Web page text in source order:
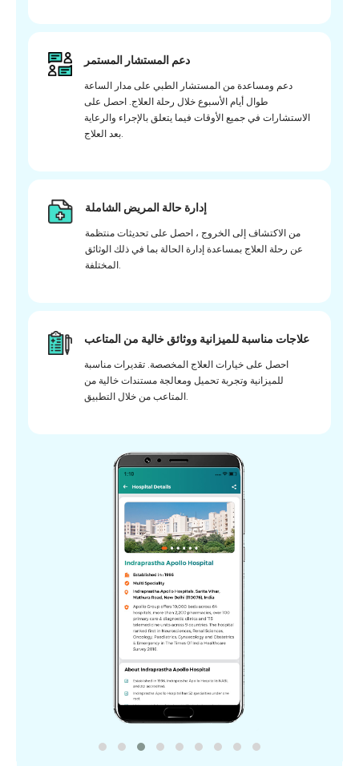
دعم المستشار المستمر
دعم ومساعدة من المستشار الطبي على مدار الساعة
طوال أيام الأسبوع خلال رحلة العلاج. احصل على
الاستشارات في جميع الأوقات فيما يتعلق بالإجراء والرعاية
بعد العلاج.
إدارة حالة المريض الشاملة
من الاكتشاف إلى الخروج ، احصل على تحديثات منتظمة
عن رحلة العلاج بمساعدة إدارة الحالة بما في ذلك الوثائق
المختلفة.
علاجات مناسبة للميزانية ووثائق خالية من المتاعب
احصل على خيارات العلاج المخصصة. تقديرات مناسبة
للميزانية وتجربة تحميل ومعالجة مستندات خالية من
المتاعب من خلال التطبيق.